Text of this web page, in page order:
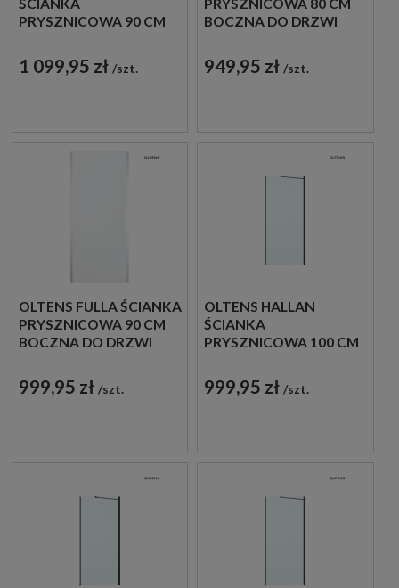
ŚCIANKA
PRYSZNICOWA 90 CM
MAT/SZKŁO
PRZEZROCZYSTE
1 099,95 zł szt.
PRYSZNICOWA 80 CM
BOCZNA DO DRZWI
BŁYSZCZĄCY/SZKŁO
PRZEZROCZYSTE
949,95 zł szt.
OLTENS FULLA ŚCIANKA
PRYSZNICOWA 90 CM
BOCZNA DO DRZWI
BŁYSZCZĄCY/SZKŁO
PRZEZROCZYSTE
999,95 zł szt.
OLTENS HALLAN
ŚCIANKA
PRYSZNICOWA 100 CM
CZARNY MAT/SZKŁO
PRZEZROCZYSTE
999,95 zł szt.